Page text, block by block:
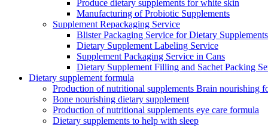
Produce dietary supplements for white skin
Manufacturing of Probiotic Supplements
Supplement Repackaging Service
Blister Packaging Service for Dietary Supplements​
Dietary Supplement Labeling Service
Supplement Packaging Service in Cans
Dietary Supplement Filling and Sachet Packing
Dietary supplement formula
Production of nutritional supplements Brain nourishing
Bone nourishing dietary supplement
Production of nutritional supplements eye care formula
Dietary supplements to help with sleep